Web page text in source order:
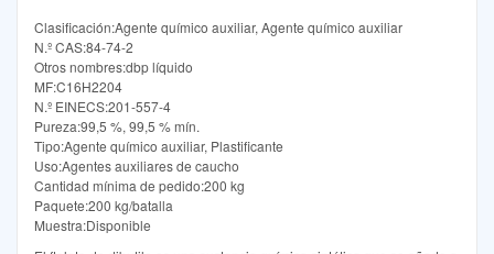
Clasificación:Agente químico auxiliar, Agente químico auxiliar
N.º CAS:84-74-2
Otros nombres:dbp líquido
MF:C16H2204
N.º EINECS:201-557-4
Pureza:99,5 %, 99,5 % mín.
Tipo:Agente químico auxiliar, Plastificante
Uso:Agentes auxiliares de caucho
Cantidad mínima de pedido:200 kg
Paquete:200 kg/batalla
Muestra:Disponible